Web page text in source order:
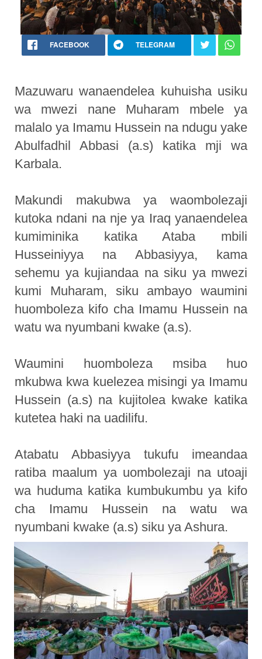
FACEBOOK TELEGRAM
Mazuwaru wanaendelea kuhuisha usiku
wa mwezi nane Muharam mbele ya
malalo ya Imamu Hussein na ndugu yake
Abulfadhil Abbasi (a.s) katika mji wa
Karbala.
Makundi makubwa ya waombolezaji
kutoka ndani na nje ya Iraq yanaendelea
kumiminika katika Ataba mbili
Husseiniyya na Abbasiyya, kama
sehemu ya kujiandaa na siku ya mwezi
kumi Muharam, siku ambayo waumini
huomboleza kifo cha Imamu Hussein na
watu wa nyumbani kwake (a.s).
Waumini huomboleza msiba huo
mkubwa kwa kuelezea misingi ya Imamu
Hussein (a.s) na kujitolea kwake katika
kutetea haki na uadilifu.
Atabatu Abbasiyya tukufu imeandaa
ratiba maalum ya uombolezaji na utoaji
wa huduma katika kumbukumbu ya kifo
cha Imamu Hussein na watu wa
nyumbani kwake (a.s) siku ya Ashura.